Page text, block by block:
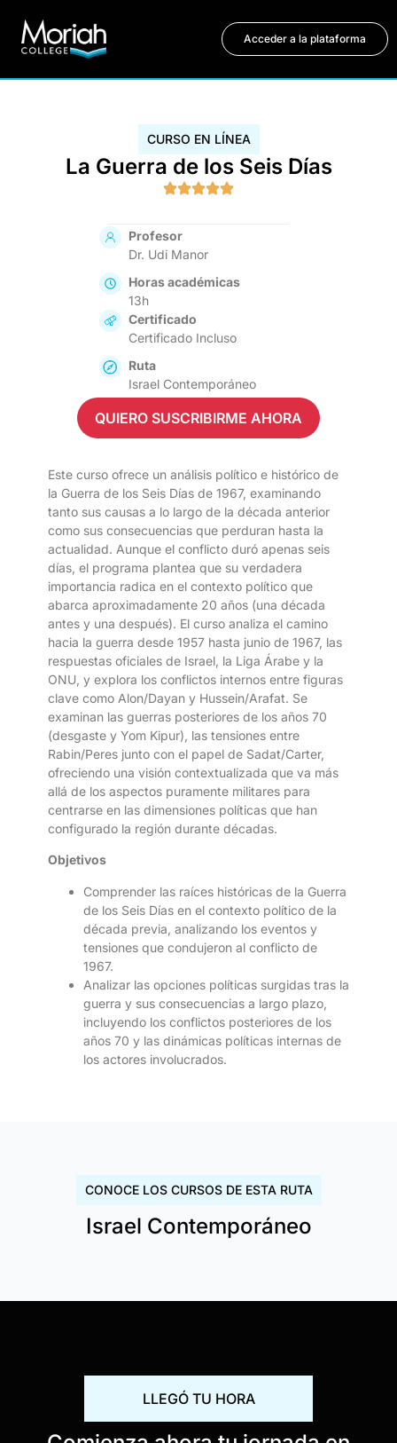
Acceder a la plataforma
CURSO EN LÍNEA
La Guerra de los Seis Días
Este curso ofrece un análisis político e histórico de
la Guerra de los Seis Días de 1967, examinando
tanto sus causas a lo largo de la década anterior
como sus consecuencias que perduran hasta la
actualidad. Aunque el conflicto duró apenas seis
días, el programa plantea que su verdadera
importancia radica en el contexto político que
abarca aproximadamente 20 años (una década
antes y una después). El curso analiza el camino
hacia la guerra desde 1957 hasta junio de 1967, las
respuestas oficiales de Israel, la Liga Árabe y la
ONU, y explora los conflictos internos entre figuras
clave como Alon/Dayan y Hussein/Arafat. Se
examinan las guerras posteriores de los años 70
(desgaste y Yom Kipur), las tensiones entre
Rabin/Peres junto con el papel de Sadat/Carter,
ofreciendo una visión contextualizada que va más
allá de los aspectos puramente militares para
centrarse en las dimensiones políticas que han
configurado la región durante décadas.
Objetivos
Comprender las raíces históricas de la Guerra
de los Seis Días en el contexto político de la
década previa, analizando los eventos y
tensiones que condujeron al conflicto de
1967.
Analizar las opciones políticas surgidas tras la
guerra y sus consecuencias a largo plazo,
incluyendo los conflictos posteriores de los
años 70 y las dinámicas políticas internas de
los actores involucrados.
Profesor
Dr. Udi Manor
Horas académicas
13h
Certificado
Certificado Incluso
Ruta
Israel Contemporáneo
QUIERO SUSCRIBIRME AHORA
CONOCE LOS CURSOS DE ESTA RUTA
Israel Contemporáneo
LLEGÓ TU HORA